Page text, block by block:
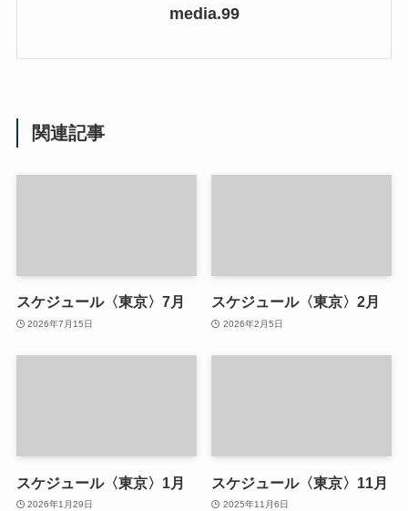
media.99
関連記事
スケジュール〈東京〉7月
2026年7月15日
スケジュール〈東京〉2月
2026年2月5日
スケジュール〈東京〉1月
2026年1月29日
スケジュール〈東京〉11月
2025年11月6日